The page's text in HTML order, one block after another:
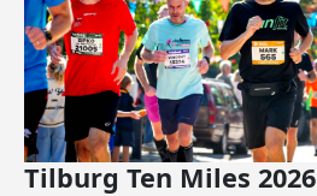
Tilburg Ten Miles 2026